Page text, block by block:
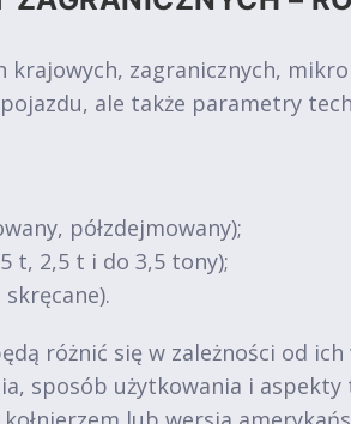
zagranicznych,
ale także parametry
półzdejmowany);
t, 2,5 t i do 3,5 tony);
różnić się w zależności od
sposób użytkowania i